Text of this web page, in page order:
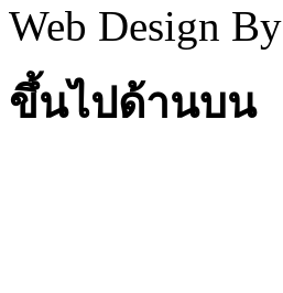
Web Design By
ขึ้นไปด้านบน